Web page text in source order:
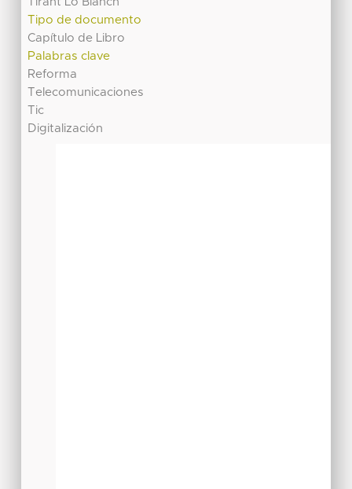
Tipo de documento
Capítulo de Libro
Palabras clave
Reforma
Telecomunicaciones
Tic
Digitalización